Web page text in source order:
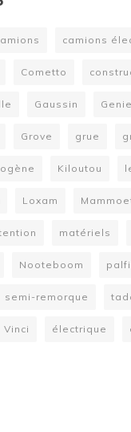
camions
Cometto
Gaussin Genie
Grove grue
Kiloutou
Loxam
matériels
Nooteboom
semi-remorque
Vinci électrique